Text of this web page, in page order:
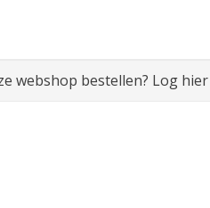
webshop bestellen? Log hier